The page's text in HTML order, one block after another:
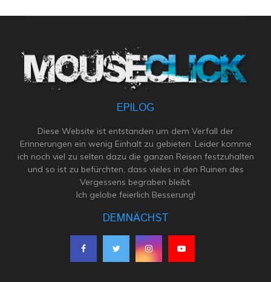
EPILOG
Diese Website ist entstanden um dem Verfall der
Erinnerungen ein wenig Einhalt zu gebieten. Leider komme
ich noch viel zu selten dazu die ganzen Reisen festzuhalten
und so ist zu befürchten, dass vieles in den Ruinen des
Vergessens begraben bleibt.
Ich gelobe feierlich Besserung!
DEMNÄCHST